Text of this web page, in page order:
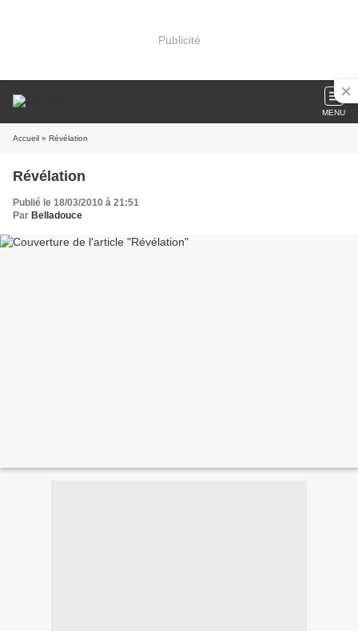
Publicité
MENU
Accueil » Révélation
Révélation
Publié le 18/03/2010 à 21:51
Par Belladouce